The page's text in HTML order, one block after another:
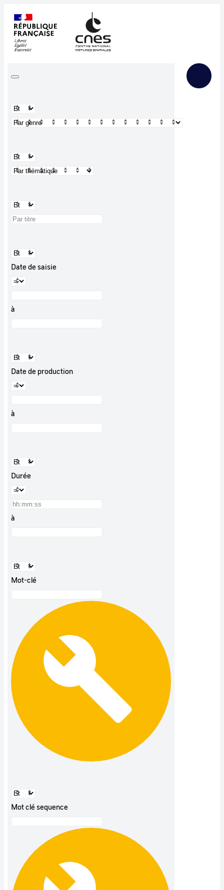
Date de saisie
à
Date de production
à
Durée
à
Mot-clé
Mot clé sequence